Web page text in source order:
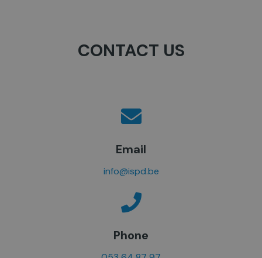
CONTACT US
Email
info@ispd.be
Phone